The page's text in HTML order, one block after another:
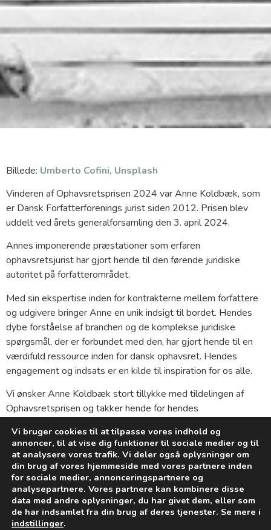
Billede: Umberto Cofini, Unsplash
Vinderen af Ophavsretsprisen 2024 var Anne Koldbæk, som
er Dansk Forfatterforenings jurist siden 2012. Prisen blev
uddelt ved årets generalforsamling den 3. april 2024.
Annes imponerende præstationer som erfaren
ophavsretsjurist har gjort hende til den førende juridiske
autoritet på forfatterområdet.
Med sin ekspertise inden for kontrakterne mellem forfattere
og udgivere bringer Anne en unik indsigt til bordet. Hendes
dybe forståelse af branchen og de komplekse juridiske
spørgsmål, der er forbundet med den, har gjort hende til en
værdifuld ressource inden for dansk ophavsret. Hendes
engagement og indsats er en kilde til inspiration for os alle.
Vi ønsker Anne Koldbæk stort tillykke med tildelingen af
Ophavsretsprisen og takker hende for hendes
På vegne af Dansk Selskab for Ophavsret
Vi bruger cookies til at tilpasse vores indhold og
annoncer, til at vise dig funktioner til sociale medier og til
at analysere vores trafik. Vi deler også oplysninger om
din brug af vores hjemmeside med vores partnere inden
for sociale medier, annonceringspartnere og
analysepartnere. Vores partnere kan kombinere disse
data med andre oplysninger, du har givet dem, eller som
de har indsamlet fra din brug af deres tjenester. Se mere i
indstillinger.